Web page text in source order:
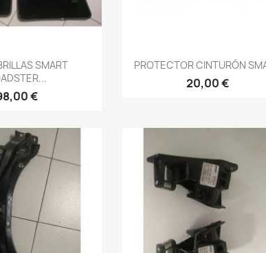
rápida
SMART
€
Vista rápida
PROTECTOR CINTURÓN
20,00 €